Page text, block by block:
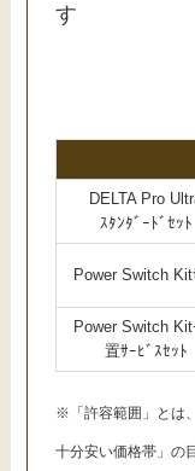
す
DELTA Pro
ｽﾀﾝﾀﾞｰﾄﾞｾｯﾄ
Power Switch Kit
Power Switch
置ｻｰﾋﾞｽｾｯﾄ
※「許容範囲」とは
十分安い価格帯」の